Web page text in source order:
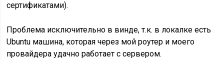
сертификатами).
Проблема исключительно в винде, т.к. в локалке есть
Ubuntu машина, которая через мой роутер и моего
провайдера удачно работает с сервером.